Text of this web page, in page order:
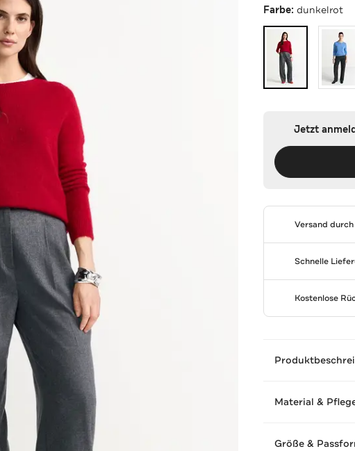
Farbe:dunkelrot
Jetzt
Versand
Schnelle
Kostenlose
Material &
Größe &